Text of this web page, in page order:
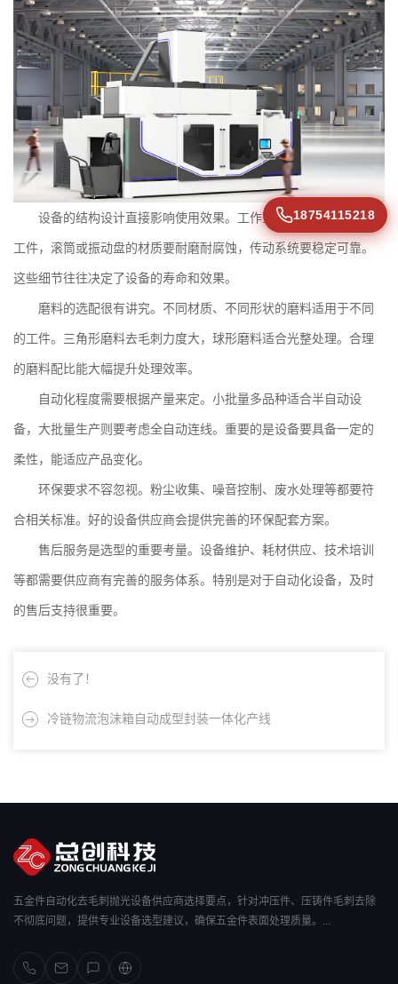
设备的结构设计直接影响使用效果。工作室尺寸要能容纳最大
工件，滚筒或振动盘的材质要耐磨耐腐蚀，传动系统要稳定可靠。
这些细节往往决定了设备的寿命和效果。
磨料的选配很有讲究。不同材质、不同形状的磨料适用于不同
的工件。三角形磨料去毛刺力度大，球形磨料适合光整处理。合理
的磨料配比能大幅提升处理效率。
自动化程度需要根据产量来定。小批量多品种适合半自动设
备，大批量生产则要考虑全自动连线。重要的是设备要具备一定的
柔性，能适应产品变化。
环保要求不容忽视。粉尘收集、噪音控制、废水处理等都要符
合相关标准。好的设备供应商会提供完善的环保配套方案。
售后服务是选型的重要考量。设备维护、耗材供应、技术培训
等都需要供应商有完善的服务体系。特别是对于自动化设备，及时
的售后支持很重要。
没有了！
冷链物流泡沫箱自动成型封装一体化产线
五金件自动化去毛刺抛光设备供应商选择要点，针对冲压件、压铸件毛刺去除
不彻底问题，提供专业设备选型建议，确保五金件表面处理质量。...
18754115218